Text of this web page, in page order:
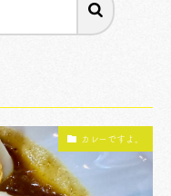
カレーですよ。